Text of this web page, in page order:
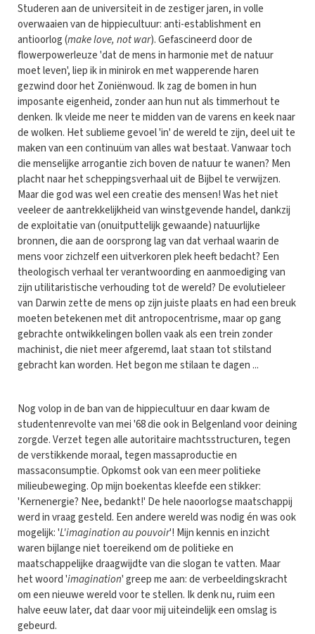
Studeren aan de universiteit in de zestiger jaren, in volle
overwaaien van de hippiecultuur: anti-establishment en
antioorlog (make love, not war). Gefascineerd door de
flowerpowerleuze 'dat de mens in harmonie met de natuur
moet leven', liep ik in minirok en met wapperende haren
gezwind door het Zoniënwoud. Ik zag de bomen in hun
imposante eigenheid, zonder aan hun nut als timmerhout te
denken. Ik vleide me neer te midden van de varens en keek naar
de wolken. Het sublieme gevoel 'in' de wereld te zijn, deel uit te
maken van een continuüm van alles wat bestaat. Vanwaar toch
die menselijke arrogantie zich boven de natuur te wanen? Men
placht naar het scheppingsverhaal uit de Bijbel te verwijzen.
Maar die god was wel een creatie des mensen! Was het niet
veeleer de aantrekkelijkheid van winstgevende handel, dankzij
de exploitatie van (onuitputtelijk gewaande) natuurlijke
bronnen, die aan de oorsprong lag van dat verhaal waarin de
mens voor zichzelf een uitverkoren plek heeft bedacht? Een
theologisch verhaal ter verantwoording en aanmoediging van
zijn utilitaristische verhouding tot de wereld? De evolutieleer
van Darwin zette de mens op zijn juiste plaats en had een breuk
moeten betekenen met dit antropocentrisme, maar op gang
gebrachte ontwikkelingen bollen vaak als een trein zonder
machinist, die niet meer afgeremd, laat staan tot stilstand
gebracht kan worden. Het begon me stilaan te dagen ...
Nog volop in de ban van de hippiecultuur en daar kwam de
studentenrevolte van mei '68 die ook in Belgenland voor deining
zorgde. Verzet tegen alle autoritaire machtsstructuren, tegen
de verstikkende moraal, tegen massaproductie en
massaconsumptie. Opkomst ook van een meer politieke
milieubeweging. Op mijn boekentas kleefde een stikker:
'Kernenergie? Nee, bedankt!' De hele naoorlogse maatschappij
werd in vraag gesteld. Een andere wereld was nodig én was ook
mogelijk: 'L'imagination au pouvoir'! Mijn kennis en inzicht
waren bijlange niet toereikend om de politieke en
maatschappelijke draagwijdte van die slogan te vatten. Maar
het woord 'imagination' greep me aan: de verbeeldingskracht
om een nieuwe wereld voor te stellen. Ik denk nu, ruim een
halve eeuw later, dat daar voor mij uiteindelijk een omslag is
gebeurd.